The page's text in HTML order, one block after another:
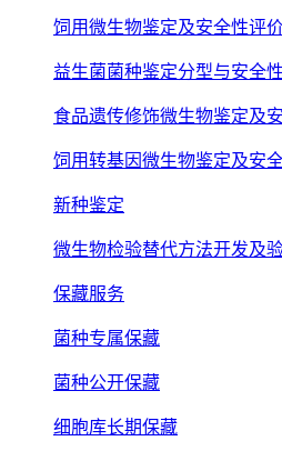
饲用微生物鉴定及安全性评
益生菌菌种鉴定分型与安全
食品遗传修饰微生物鉴定及
饲用转基因微生物鉴定及安
新种鉴定
微生物检验替代方法开发及
保藏服务
菌种专属保藏
菌种公开保藏
细胞库长期保藏